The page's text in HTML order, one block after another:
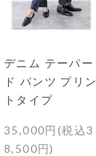
デニム テーパー
ド パンツ プリン
トタイプ
35,000円(税込3
8,500円)